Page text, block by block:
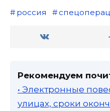
россия
Рекомендуем
• Электронные
улицах, сроки